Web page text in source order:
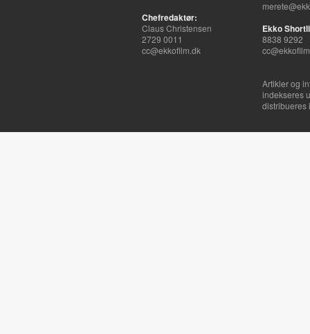
Chefredaktør:
Claus Christensen
2729 0011
cc@ekkofilm.dk
Ekko
8838 9292
Artikler og
indekseres
distribueres